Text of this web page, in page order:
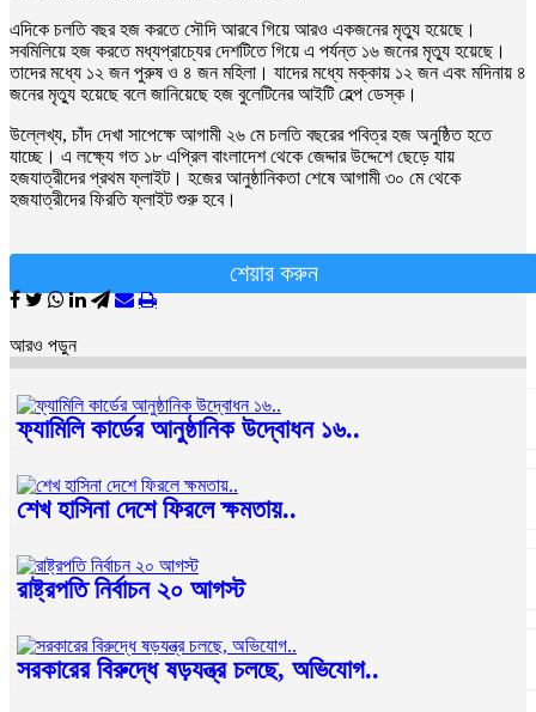
এদিকে চলতি বছর হজ করতে সৌদি আরবে গিয়ে আরও একজনের মৃত্যু হয়েছে।
সবমিলিয়ে হজ করতে মধ্যপ্রাচ্যের দেশটিতে গিয়ে এ পর্যন্ত ১৬ জনের মৃত্যু হয়েছে।
তাদের মধ্যে ১২ জন পুরুষ ও ৪ জন মহিলা। যাদের মধ্যে মক্কায় ১২ জন এবং মদিনায় ৪
জনের মৃত্যু হয়েছে বলে জানিয়েছে হজ বুলেটিনের আইটি হেল্প ডেস্ক।
উল্লেখ্য, চাঁদ দেখা সাপেক্ষে আগামী ২৬ মে চলতি বছরের পবিত্র হজ অনুষ্ঠিত হতে
যাচ্ছে। এ লক্ষ্যে গত ১৮ এপ্রিল বাংলাদেশ থেকে জেদ্দার উদ্দেশে ছেড়ে যায়
হজযাত্রীদের প্রথম ফ্লাইট। হজের আনুষ্ঠানিকতা শেষে আগামী ৩০ মে থেকে
হজযাত্রীদের ফিরতি ফ্লাইট শুরু হবে।
শেয়ার করুন
আরও পড়ুন
ফ্যামিলি কার্ডের আনুষ্ঠানিক উদ্বোধন ১৬..
শেখ হাসিনা দেশে ফিরলে ক্ষমতায়..
রাষ্ট্রপতি নির্বাচন ২০ আগস্ট
সরকারের বিরুদ্ধে ষড়যন্ত্র চলছে, অভিযোগ..